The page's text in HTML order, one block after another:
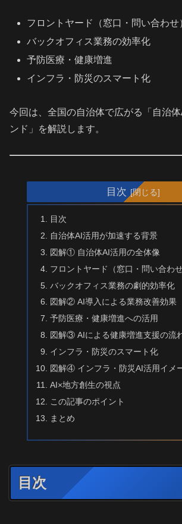
フロントヤード（窓口・問い合わせ
バックオフィス業務の効率化
予防医療・健康増進
インフラ・防災のスマート化
今回は、全国の自治体で広がる「自治
ンド」を解説します。
目次
目次
自治体AI活用が加速する背景
図解① 自治体AI活用の全体像
フロントヤード（窓口・問い合わ
バックオフィス業務の劇的効率化
図解② AI導入による業務改善効果
予防医療・健康増進への活用
図解③ AIによる健康増進支援の流
インフラ・防災のスマート化
図解④ インフラ・防災AI活用イメ
AI×地方創生の視点
この記事のポイント
まとめ
目次